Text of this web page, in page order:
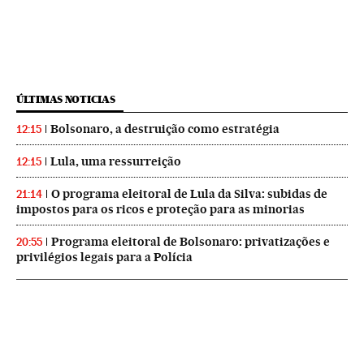
ÚLTIMAS NOTICIAS
12:15 Bolsonaro, a destruição como estratégia
12:15 Lula, uma ressurreição
21:14
O programa eleitoral de Lula da Silva: subidas de
impostos para os ricos e proteção para as minorias
20:55
Programa eleitoral de Bolsonaro: privatizações e
privilégios legais para a Polícia